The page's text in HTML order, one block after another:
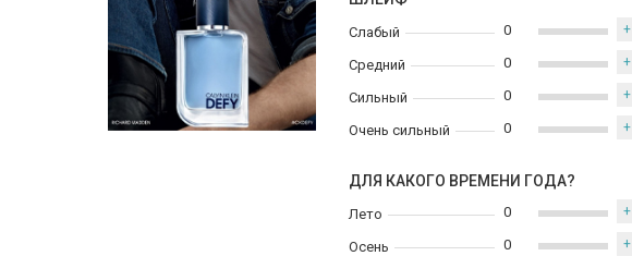
Слабый
Средний
Сильный
Очень сильный
0 +
0 +
0 +
0 +
ДЛЯ КАКОГО ВРЕМЕНИ ГОДА?
Лето
Осень
0 +
0 +